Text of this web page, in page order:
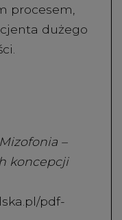
procesem,
dużego
Mizofonia –
koncepcji
pdf-